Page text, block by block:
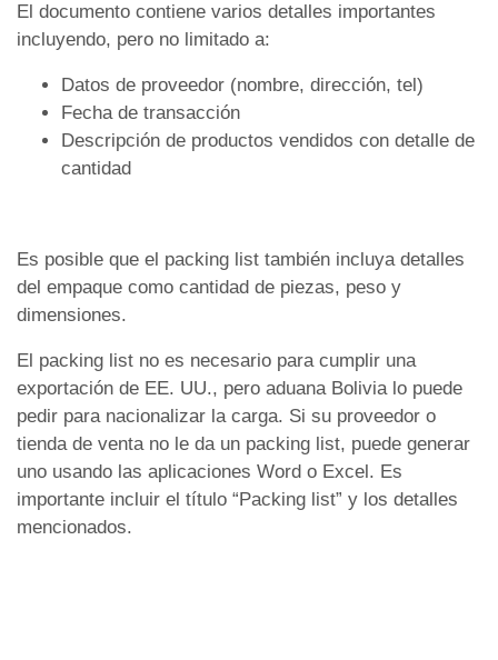
El documento contiene varios detalles importantes
incluyendo, pero no limitado a:
Datos de proveedor (nombre, dirección, tel)
Fecha de transacción
Descripción de productos vendidos con detalle de
cantidad
Es posible que el packing list también incluya detalles
del empaque como cantidad de piezas, peso y
dimensiones.
El packing list no es necesario para cumplir una
exportación de EE. UU., pero aduana Bolivia lo puede
pedir para nacionalizar la carga. Si su proveedor o
tienda de venta no le da un packing list, puede generar
uno usando las aplicaciones Word o Excel. Es
importante incluir el título “Packing list” y los detalles
mencionados.